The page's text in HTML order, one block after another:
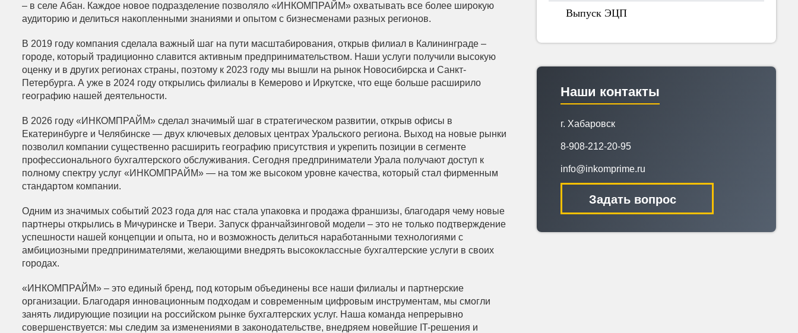
– в селе Абан. Каждое новое подразделение позволяло «ИНКОМПРАЙМ» охватывать все более широкую
аудиторию и делиться накопленными знаниями и опытом с бизнесменами разных регионов.
В 2019 году компания сделала важный шаг на пути масштабирования, открыв филиал в Калининграде –
городе, который традиционно славится активным предпринимательством. Наши услуги получили высокую
оценку и в других регионах страны, поэтому к 2023 году мы вышли на рынок Новосибирска и Санкт-
Петербурга. А уже в 2024 году открылись филиалы в Кемерово и Иркутске, что еще больше расширило
географию нашей деятельности.
В 2026 году «ИНКОМПРАЙМ» сделал значимый шаг в стратегическом развитии, открыв офисы в
Екатеринбурге и Челябинске — двух ключевых деловых центрах Уральского региона. Выход на новые рынки
позволил компании существенно расширить географию присутствия и укрепить позиции в сегменте
профессионального бухгалтерского обслуживания. Сегодня предприниматели Урала получают доступ к
полному спектру услуг «ИНКОМПРАЙМ» — на том же высоком уровне качества, который стал фирменным
стандартом компании.
Одним из значимых событий 2023 года для нас стала упаковка и продажа франшизы, благодаря чему новые
партнеры открылись в Мичуринске и Твери. Запуск франчайзинговой модели – это не только подтверждение
успешности нашей концепции и опыта, но и возможность делиться наработанными технологиями с
амбициозными предпринимателями, желающими внедрять высококлассные бухгалтерские услуги в своих
городах.
«ИНКОМПРАЙМ» – это единый бренд, под которым объединены все наши филиалы и партнерские
организации. Благодаря инновационным подходам и современным цифровым инструментам, мы смогли
занять лидирующие позиции на российском рынке бухгалтерских услуг. Наша команда непрерывно
совершенствуется: мы следим за изменениями в законодательстве, внедряем новейшие IT-решения и
Выпуск ЭЦП
Наши контакты
г. Хабаровск
8-908-212-20-95
info@inkomprime.ru
Задать вопрос